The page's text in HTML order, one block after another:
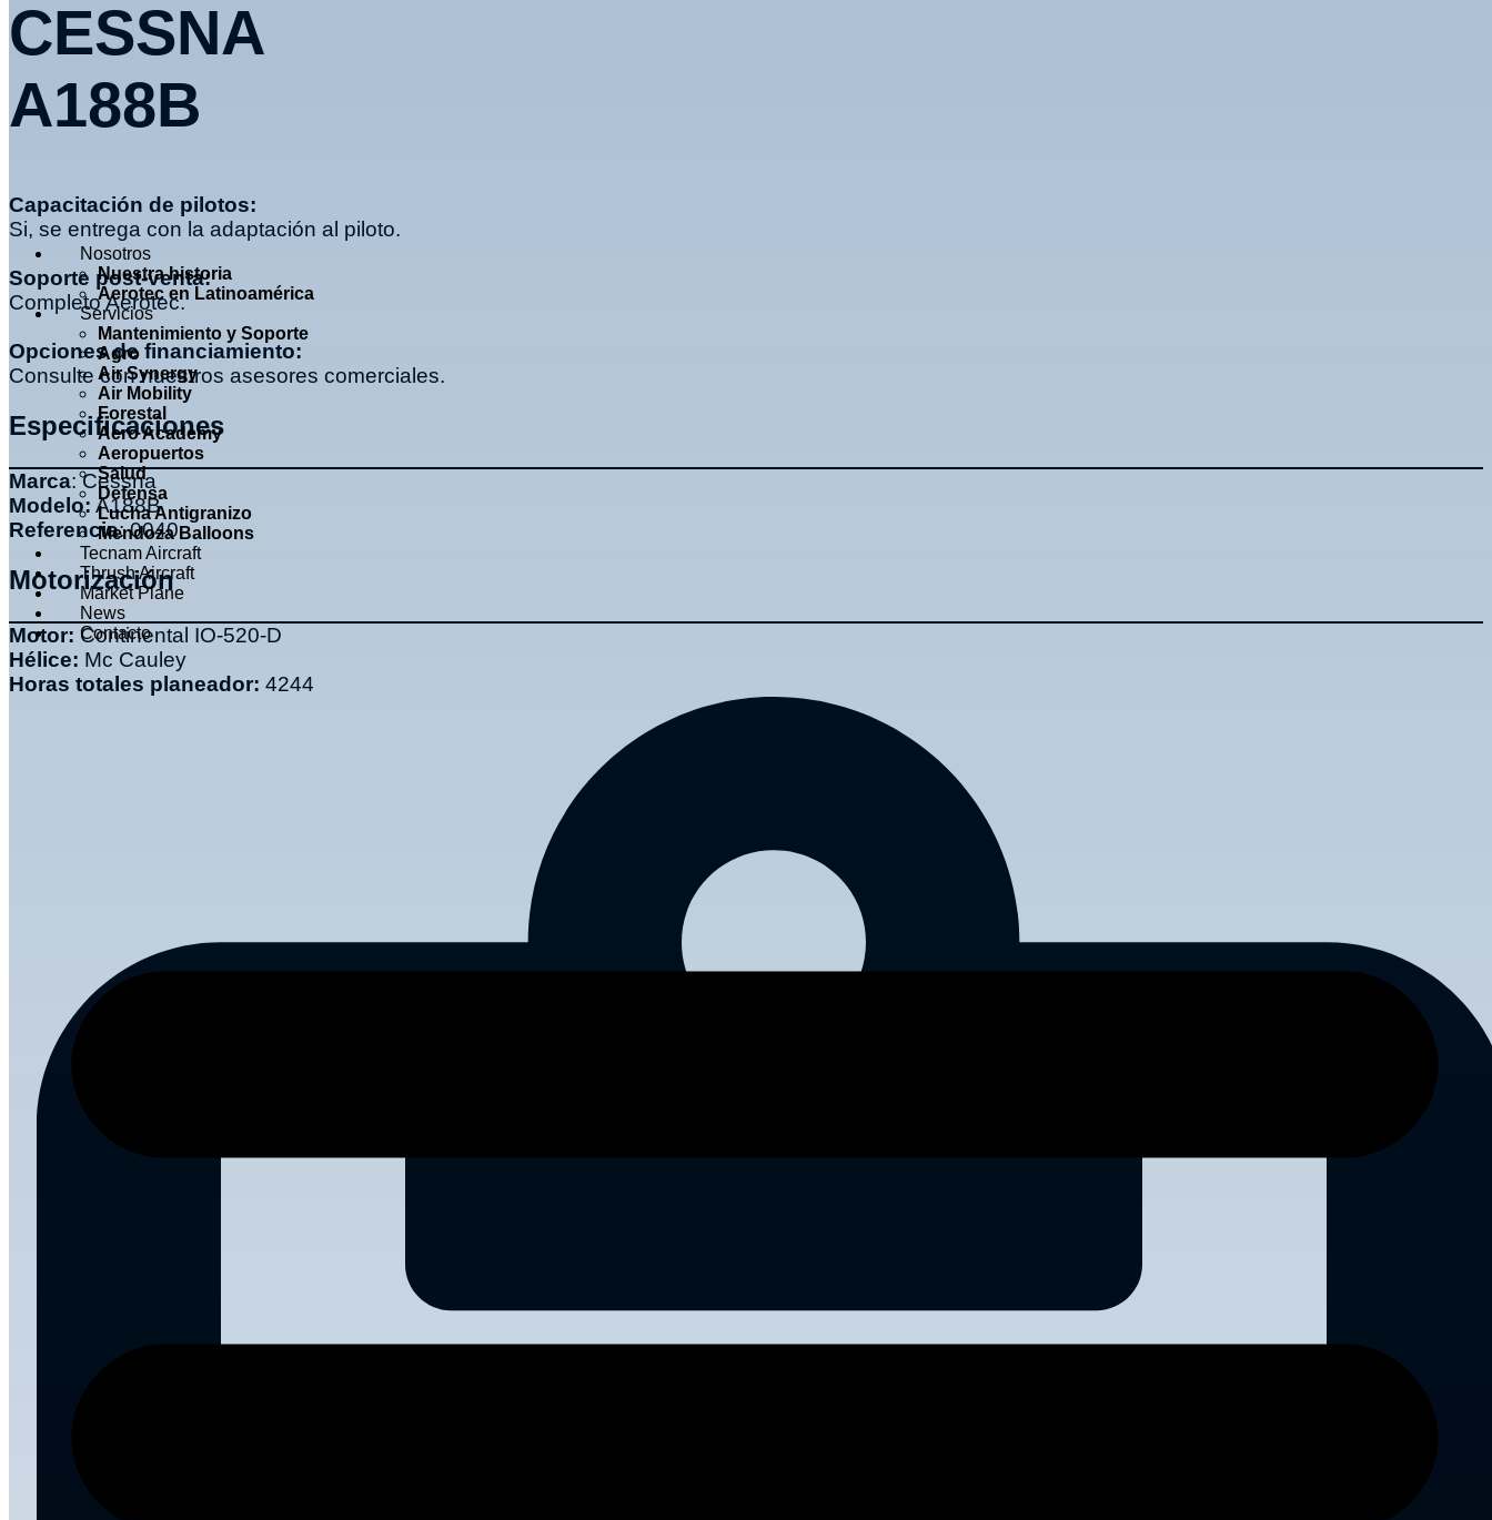
Nosotros
Nuestra historia
Aerotec en Latinoamérica
Servicios
Mantenimiento y Soporte
Agro
Air Synergy
Air Mobility
Forestal
Aero Academy
Aeropuertos
Salud
Defensa
Lucha Antigranizo
Mendoza Balloons
Tecnam Aircraft
Thrush Aircraft
Market Plane
News
Contacto
CESSNA
A188B
Capacitación de pilotos:
Si, se entrega con la adaptación al piloto.
Soporte post-venta:
Completo Aerotec.
Opciones de financiamiento:
Consulte con nuestros asesores comerciales.
Especificaciones
Marca: Cessna
Modelo: A188B
Referencia: 0040
Motorización
Motor: Continental IO-520-D
Hélice: Mc Cauley
Horas totales planeador: 4244